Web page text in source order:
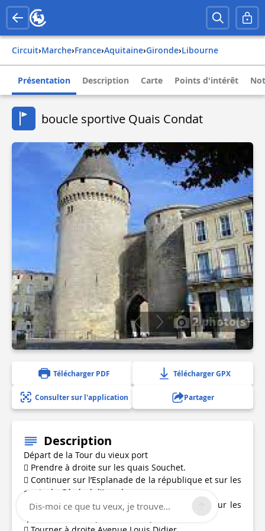
Circuit› Marche› france› aquitaine› gironde› libourne
Présentation Description Carte Points d'intérêt
boucle sportive Quais Condat
2 photo(s)
Télécharger PDF Télécharger GPX
Consulter sur l'application Partager
Description
Départ de la Tour du vieux port
 Prendre à droite sur les quais Souchet.
 Continuer sur l’Esplanade de la république et sur les
quais du Général d’Amade.
 Contourner le rond point pour redescendre sur les
Dis-moi ce que tu veux, je trouve...